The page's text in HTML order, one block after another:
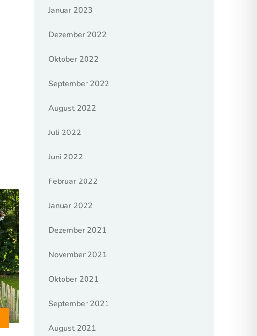
Januar 2023
Dezember 2022
Oktober 2022
September 2022
August 2022
Juli 2022
Juni 2022
Februar 2022
Januar 2022
Dezember 2021
November 2021
Oktober 2021
September 2021
August 2021